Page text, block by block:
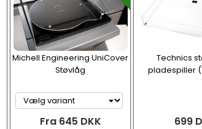
Michell Engineering UniCover
Støvlåg
Fra 645 DKK
Technics
pladespiller
699